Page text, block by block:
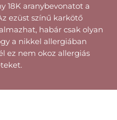
18K aranybevonatot a
ezüst színű karkötő
habár csak olyan
a nikkel allergiában
ez nem okoz allergiás